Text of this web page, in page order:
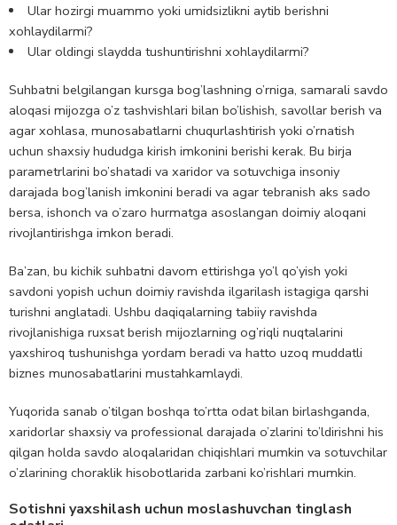
Ular hozirgi muammo yoki umidsizlikni aytib berishni
xohlaydilarmi?
Ular oldingi slaydda tushuntirishni xohlaydilarmi?
Suhbatni belgilangan kursga bog’lashning o’rniga, samarali savdo
aloqasi mijozga o’z tashvishlari bilan bo’lishish, savollar berish va
agar xohlasa, munosabatlarni chuqurlashtirish yoki o’rnatish
uchun shaxsiy hududga kirish imkonini berishi kerak. Bu birja
parametrlarini bo’shatadi va xaridor va sotuvchiga insoniy
darajada bog’lanish imkonini beradi va agar tebranish aks sado
bersa, ishonch va o’zaro hurmatga asoslangan doimiy aloqani
rivojlantirishga imkon beradi.
Ba’zan, bu kichik suhbatni davom ettirishga yo’l qo’yish yoki
savdoni yopish uchun doimiy ravishda ilgarilash istagiga qarshi
turishni anglatadi. Ushbu daqiqalarning tabiiy ravishda
rivojlanishiga ruxsat berish mijozlarning og’riqli nuqtalarini
yaxshiroq tushunishga yordam beradi va hatto uzoq muddatli
biznes munosabatlarini mustahkamlaydi.
Yuqorida sanab o’tilgan boshqa to’rtta odat bilan birlashganda,
xaridorlar shaxsiy va professional darajada o’zlarini to’ldirishni his
qilgan holda savdo aloqalaridan chiqishlari mumkin va sotuvchilar
o’zlarining choraklik hisobotlarida zarbani ko’rishlari mumkin.
Sotishni yaxshilash uchun moslashuvchan tinglash